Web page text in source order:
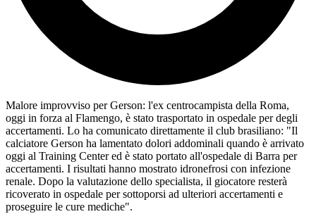
Malore improvviso per Gerson: l'ex centrocampista della Roma,
oggi in forza al Flamengo, è stato trasportato in ospedale per degli
accertamenti. Lo ha comunicato direttamente il club brasiliano: "Il
calciatore Gerson ha lamentato dolori addominali quando è arrivato
oggi al Training Center ed è stato portato all'ospedale di Barra per
accertamenti. I risultati hanno mostrato idronefrosi con infezione
renale. Dopo la valutazione dello specialista, il giocatore resterà
ricoverato in ospedale per sottoporsi ad ulteriori accertamenti e
proseguire le cure mediche".